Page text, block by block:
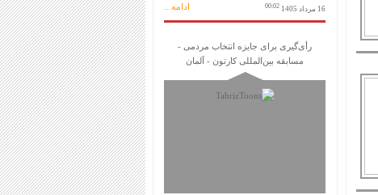
16 مرداد 1405 00:02 ادامه...
رأی‌گیری برای جایزه انتخاب مردمی -
مسابقه بین‌المللی کارتون - آلمان